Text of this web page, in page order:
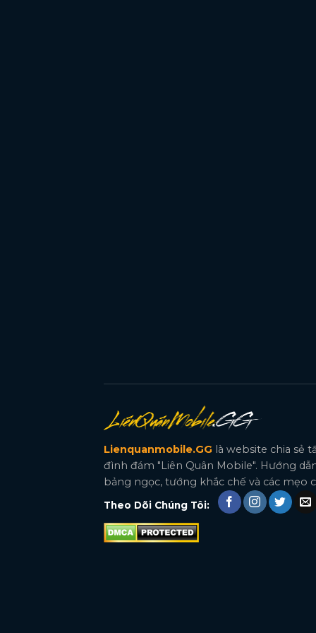
Lienquanmobile.GG là website chia sẻ
đình đám "Liên Quân Mobile". Hướng
bảng ngọc, tướng khắc chế và các mẹo
Theo Dõi Chúng Tôi: